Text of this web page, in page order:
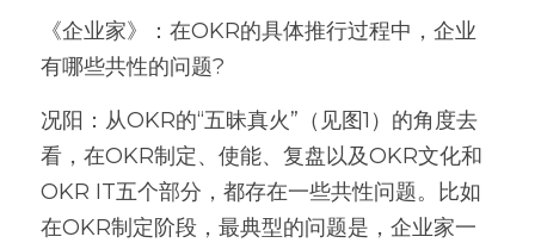
《企业家》：在OKR的具体推行过程中，企业
有哪些共性的问题?
况阳：从OKR的“五昧真火”（见图1）的角度去
看，在OKR制定、使能、复盘以及OKR文化和
OKR IT五个部分，都存在一些共性问题。比如
在OKR制定阶段，最典型的问题是，企业家一